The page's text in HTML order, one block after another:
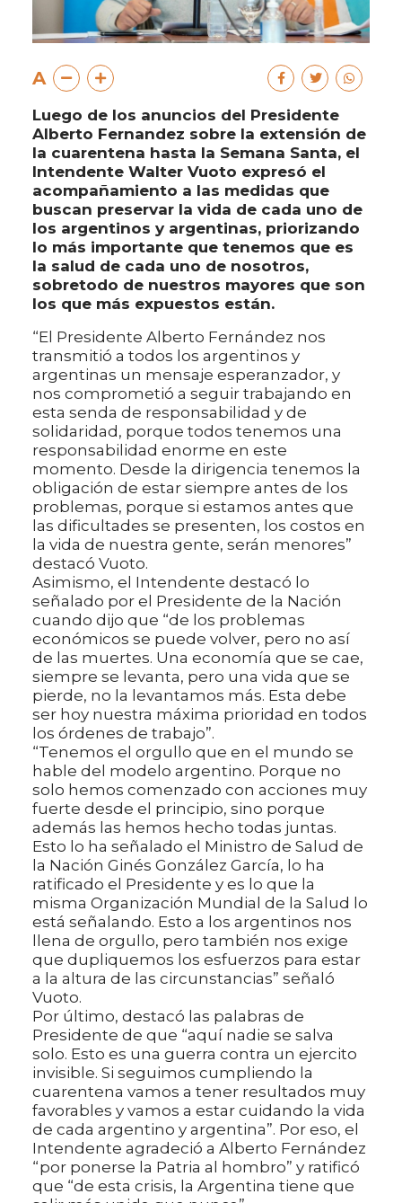
A
Luego de los anuncios del Presidente
Alberto Fernandez sobre la extensión de
la cuarentena hasta la Semana Santa, el
Intendente Walter Vuoto expresó el
acompañamiento a las medidas que
buscan preservar la vida de cada uno de
los argentinos y argentinas, priorizando
lo más importante que tenemos que es
la salud de cada uno de nosotros,
sobretodo de nuestros mayores que son
los que más expuestos están.
“El Presidente Alberto Fernández nos
transmitió a todos los argentinos y
argentinas un mensaje esperanzador, y
nos comprometió a seguir trabajando en
esta senda de responsabilidad y de
solidaridad, porque todos tenemos una
responsabilidad enorme en este
momento. Desde la dirigencia tenemos la
obligación de estar siempre antes de los
problemas, porque si estamos antes que
las dificultades se presenten, los costos en
la vida de nuestra gente, serán menores”
destacó Vuoto.
Asimismo, el Intendente destacó lo
señalado por el Presidente de la Nación
cuando dijo que “de los problemas
económicos se puede volver, pero no así
de las muertes. Una economía que se cae,
siempre se levanta, pero una vida que se
pierde, no la levantamos más. Esta debe
ser hoy nuestra máxima prioridad en todos
los órdenes de trabajo”.
“Tenemos el orgullo que en el mundo se
hable del modelo argentino. Porque no
solo hemos comenzado con acciones muy
fuerte desde el principio, sino porque
además las hemos hecho todas juntas.
Esto lo ha señalado el Ministro de Salud de
la Nación Ginés González García, lo ha
ratificado el Presidente y es lo que la
misma Organización Mundial de la Salud lo
está señalando. Esto a los argentinos nos
llena de orgullo, pero también nos exige
que dupliquemos los esfuerzos para estar
a la altura de las circunstancias” señaló
Vuoto.
Por último, destacó las palabras de
Presidente de que “aquí nadie se salva
solo. Esto es una guerra contra un ejercito
invisible. Si seguimos cumpliendo la
cuarentena vamos a tener resultados muy
favorables y vamos a estar cuidando la vida
de cada argentino y argentina”. Por eso, el
Intendente agradeció a Alberto Fernández
“por ponerse la Patria al hombro” y ratificó
que “de esta crisis, la Argentina tiene que